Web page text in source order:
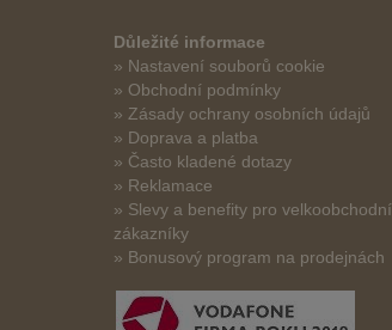
Důležité informace
» Nastavení souborů cookie
» Obchodní podmínky
» Zásady ochrany osobních údajů
» Doprava a platba
» Často kladené dotazy
» Reklamace
» Slevy a benefity pro velkoobchodní
zákazníky
» Bonusový program na prodejnách